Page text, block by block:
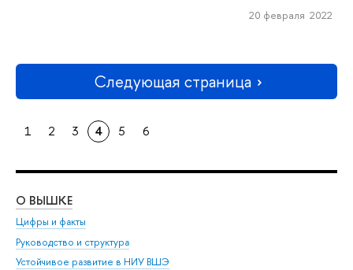
20 февраля 2022
Следующая страница
1 2 3 4 5 6
О ВЫШКЕ
Цифры и факты
Руководство и структура
Устойчивое развитие в НИУ ВШЭ